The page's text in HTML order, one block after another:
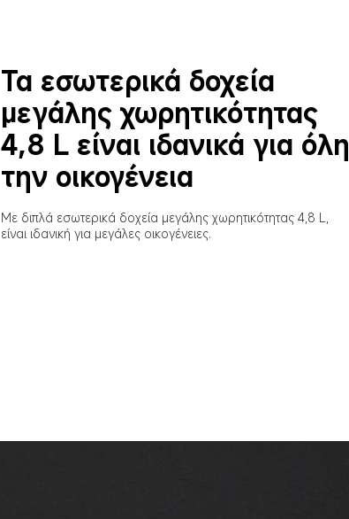
Τα εσωτερικά δοχεία
μεγάλης χωρητικότητας
4,8 L είναι ιδανικά για όλη
την οικογένεια
Με διπλά εσωτερικά δοχεία μεγάλης χωρητικότητας 4,8 L,
είναι ιδανική για μεγάλες οικογένειες.